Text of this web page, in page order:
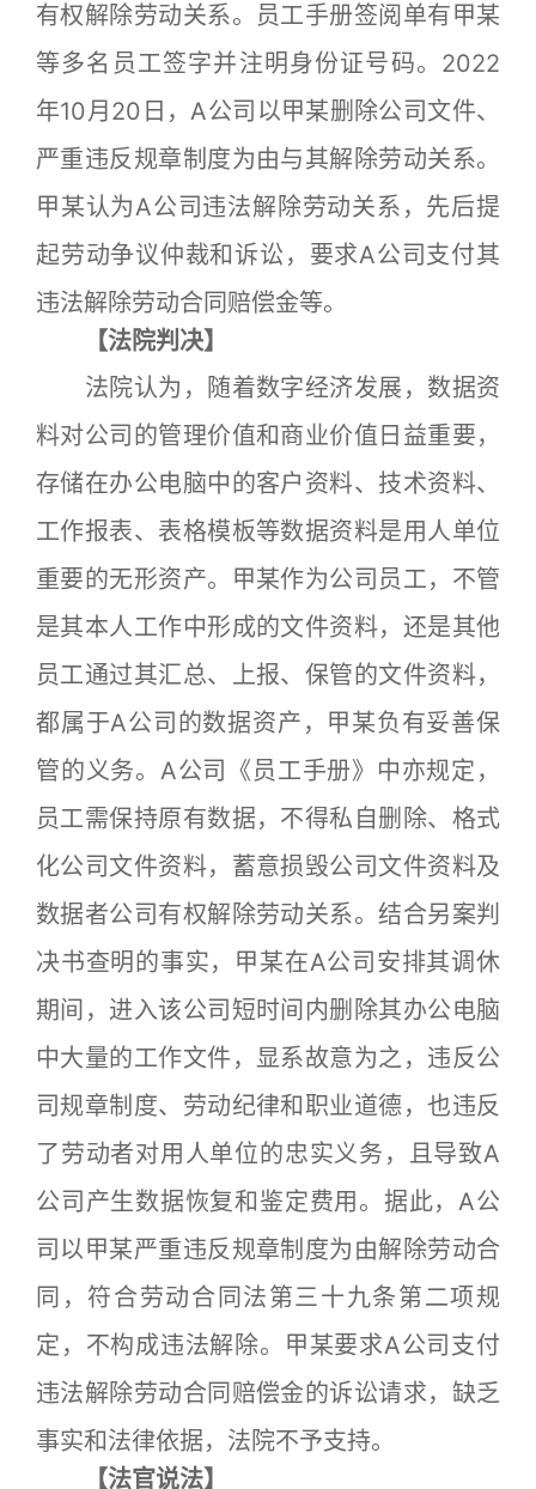
有权解除劳动关系。员工手册签阅单有甲某
等多名员工签字并注明身份证号码。2022
年10月20日，A公司以甲某删除公司文件、
严重违反规章制度为由与其解除劳动关系。
甲某认为A公司违法解除劳动关系，先后提
起劳动争议仲裁和诉讼，要求A公司支付其
违法解除劳动合同赔偿金等。
【法院判决】
法院认为，随着数字经济发展，数据资
料对公司的管理价值和商业价值日益重要，
存储在办公电脑中的客户资料、技术资料、
工作报表、表格模板等数据资料是用人单位
重要的无形资产。甲某作为公司员工，不管
是其本人工作中形成的文件资料，还是其他
员工通过其汇总、上报、保管的文件资料，
都属于A公司的数据资产，甲某负有妥善保
管的义务。A公司《员工手册》中亦规定，
员工需保持原有数据，不得私自删除、格式
化公司文件资料，蓄意损毁公司文件资料及
数据者公司有权解除劳动关系。结合另案判
决书查明的事实，甲某在A公司安排其调休
期间，进入该公司短时间内删除其办公电脑
中大量的工作文件，显系故意为之，违反公
司规章制度、劳动纪律和职业道德，也违反
了劳动者对用人单位的忠实义务，且导致A
公司产生数据恢复和鉴定费用。据此，A公
司以甲某严重违反规章制度为由解除劳动合
同，符合劳动合同法第三十九条第二项规
定，不构成违法解除。甲某要求A公司支付
违法解除劳动合同赔偿金的诉讼请求，缺乏
事实和法律依据，法院不予支持。
【法官说法】